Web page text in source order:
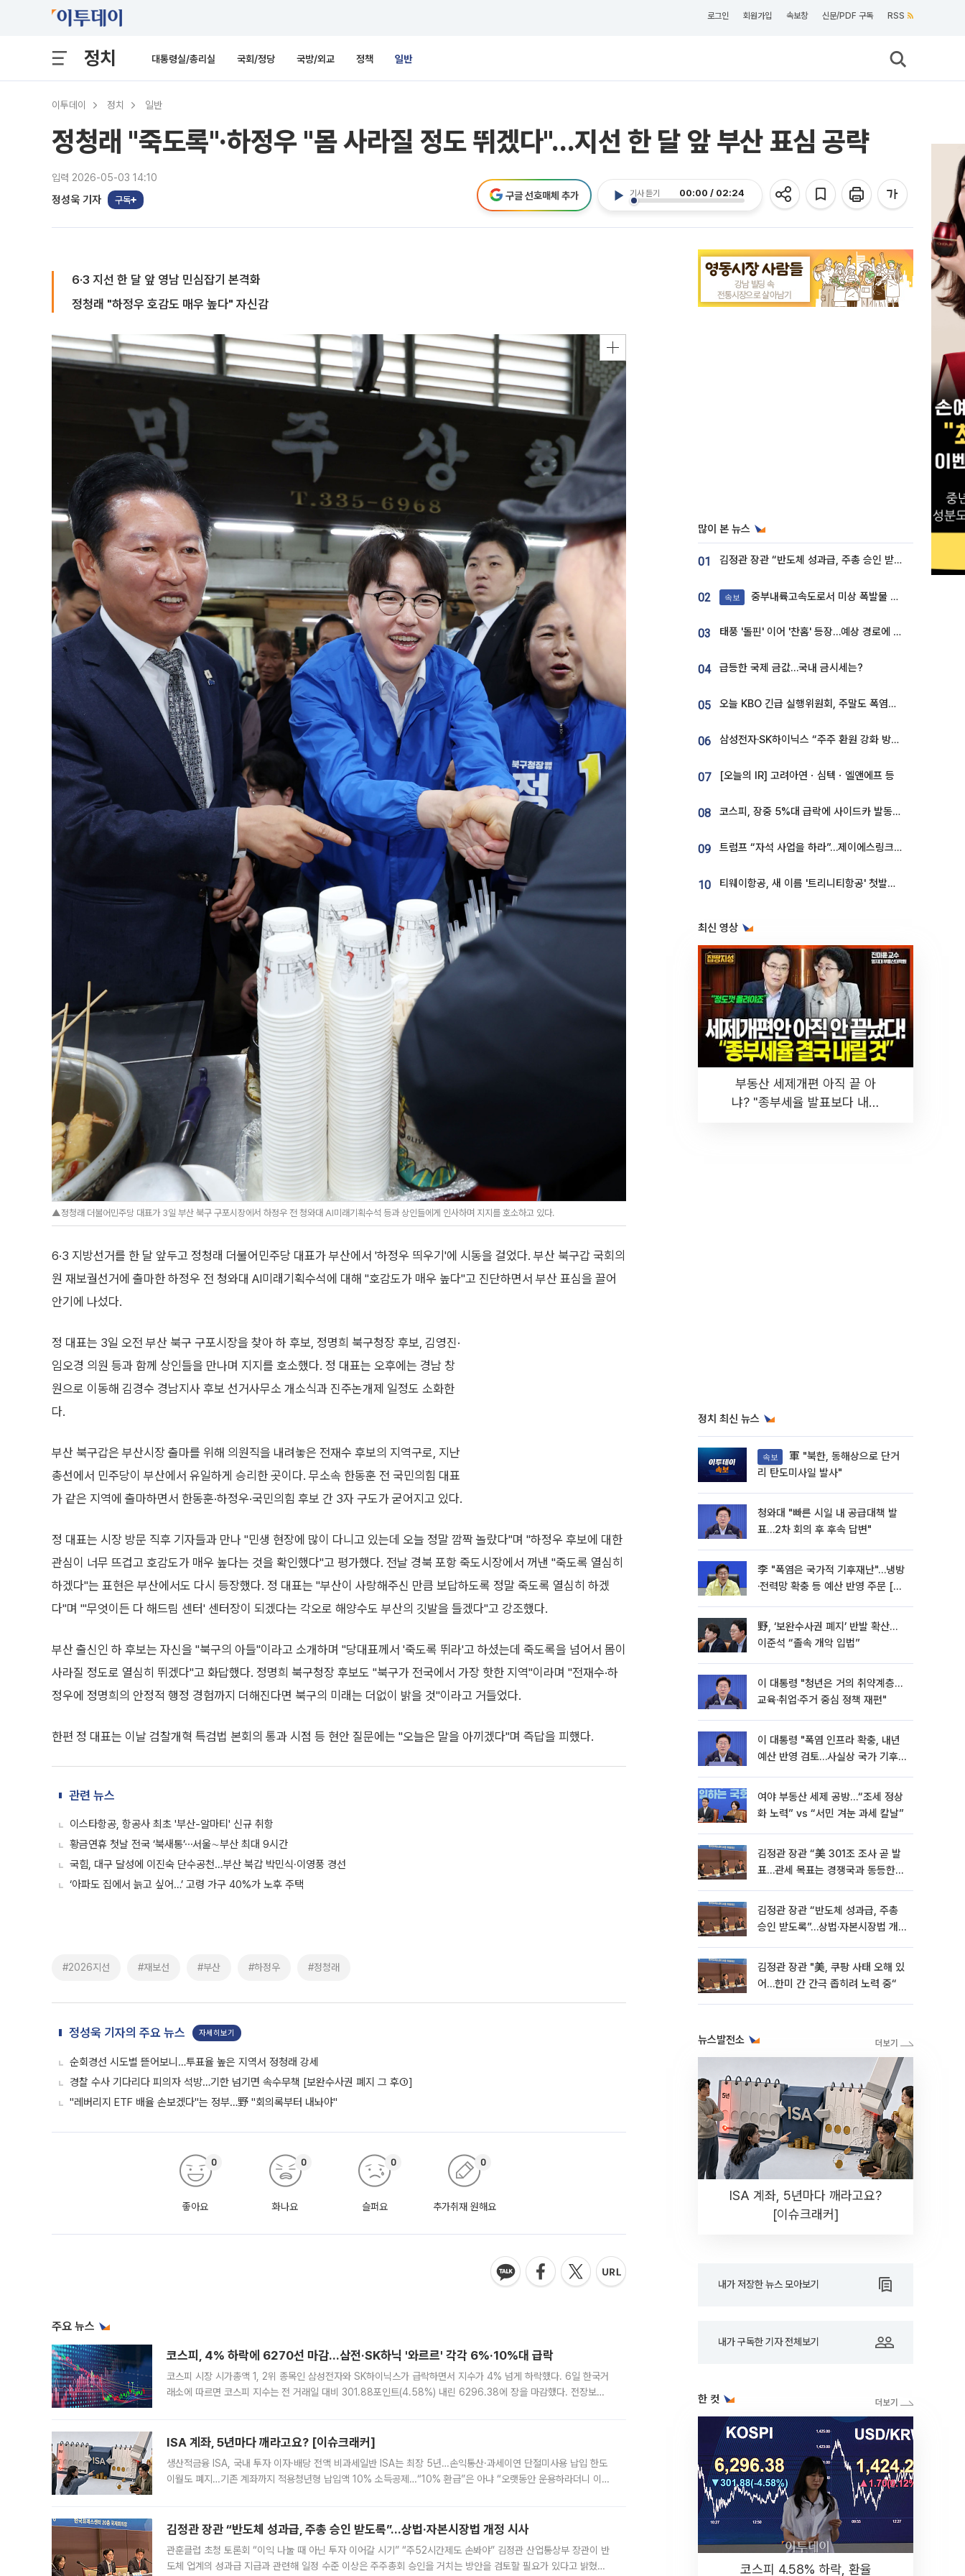
로그인 회원가입 속보창 신문/PDF 구독 RSS
정치 대통령실/총리실 국회/정당 국방/외교 정책 일반
이투데이 정치 일반
정청래 "죽도록"·하정우 "몸 사라질 정도 뛰겠다"…지선 한 달 앞 부산 표심 공략
입력 2026-05-03 14:10
정성욱 기자 구독
기사 듣기 00:00 / 02:24
구글 선호매체 추가
6·3 지선 한 달 앞 영남 민심잡기 본격화
정청래 "하정우 호감도 매우 높다" 자신감
▲정청래 더불어민주당 대표가 3일 부산 북구 구포시장에서 하정우 전 청와대 AI미래기획수석 등과 상인들에게 인사하며 지지를 호소하고 있다.
6·3 지방선거를 한 달 앞두고 정청래 더불어민주당 대표가 부산에서 '하정우 띄우기'에 시동을 걸었다. 부산 북구갑 국회의
원 재보궐선거에 출마한 하정우 전 청와대 AI미래기획수석에 대해 "호감도가 매우 높다"고 진단하면서 부산 표심을 끌어
안기에 나섰다.
정 대표는 3일 오전 부산 북구 구포시장을 찾아 하 후보, 정명희 북구청장 후보, 김영진·
임오경 의원 등과 함께 상인들을 만나며 지지를 호소했다. 정 대표는 오후에는 경남 창
원으로 이동해 김경수 경남지사 후보 선거사무소 개소식과 진주논개제 일정도 소화한
다.
부산 북구갑은 부산시장 출마를 위해 의원직을 내려놓은 전재수 후보의 지역구로, 지난
총선에서 민주당이 부산에서 유일하게 승리한 곳이다. 무소속 한동훈 전 국민의힘 대표
가 같은 지역에 출마하면서 한동훈·하정우·국민의힘 후보 간 3자 구도가 굳어지고 있다.
정 대표는 시장 방문 직후 기자들과 만나 "민생 현장에 많이 다니고 있는데 오늘 정말 깜짝 놀랐다"며 "하정우 후보에 대한
관심이 너무 뜨겁고 호감도가 매우 높다는 것을 확인했다"고 평가했다. 전날 경북 포항 죽도시장에서 꺼낸 "죽도록 열심히
하겠다"는 표현은 부산에서도 다시 등장했다. 정 대표는 "부산이 사랑해주신 만큼 보답하도록 정말 죽도록 열심히 하겠
다"며 "'무엇이든 다 해드림 센터' 센터장이 되겠다는 각오로 해양수도 부산의 깃발을 들겠다"고 강조했다.
부산 출신인 하 후보는 자신을 "북구의 아들"이라고 소개하며 "당대표께서 '죽도록 뛰라'고 하셨는데 죽도록을 넘어서 몸이
사라질 정도로 열심히 뛰겠다"고 화답했다. 정명희 북구청장 후보도 "북구가 전국에서 가장 핫한 지역"이라며 "전재수·하
정우에 정명희의 안정적 행정 경험까지 더해진다면 북구의 미래는 더없이 밝을 것"이라고 거들었다.
한편 정 대표는 이날 검찰개혁 특검법 본회의 통과 시점 등 현안 질문에는 "오늘은 말을 아끼겠다"며 즉답을 피했다.
관련 뉴스
이스타항공, 항공사 최초 '부산-알마티' 신규 취항
황금연휴 첫날 전국 ‘북새통’⋯서울∼부산 최대 9시간
국힘, 대구 달성에 이진숙 단수공천…부산 북갑 박민식·이영풍 경선
‘아파도 집에서 늙고 싶어…’ 고령 가구 40%가 노후 주택
#2026지선 #재보선 #부산 #하정우 #정청래
정성욱 기자의 주요 뉴스 자세히보기
순회경선 시도별 뜯어보니…투표율 높은 지역서 정청래 강세
경찰 수사 기다리다 피의자 석방…기한 넘기면 속수무책 [보완수사권 폐지 그 후①]
"레버리지 ETF 배율 손보겠다"는 정부…野 "회의록부터 내놔야"
좋아요
0
화나요
0
슬퍼요
0
추가취재 원해요
0
주요 뉴스
코스피, 4% 하락에 6270선 마감…삼전·SK하닉 '와르르' 각각 6%·10%대 급락
코스피 시장 시가총액 1, 2위 종목인 삼성전자와 SK하이닉스가 급락하면서 지수가 4% 넘게 하락했다. 6일 한국거
래소에 따르면 코스피 지수는 전 거래일 대비 301.88포인트(4.58%) 내린 6296.38에 장을 마감했다. 전장보다
ISA 계좌, 5년마다 깨라고요? [이슈크래커]
생산적금융 ISA, 국내 투자 이자·배당 전액 비과세일반 ISA는 최장 5년…손익통산·과세이연 단절미사용 납입 한도
이월도 폐지…기존 계좌까지 적용청년형 납입액 10% 소득공제…“10% 환급”은 아냐 “오랫동안 운용하라더니 이제
김정관 장관 “반도체 성과급, 주총 승인 받도록”…상법·자본시장법 개정 시사
관훈클럽 초청 토론회 “이익 나눌 때 아닌 투자 이어갈 시기” “주52시간제도 손봐야” 김정관 산업통상부 장관이 반
도체 업계의 성과급 지급과 관련해 일정 수준 이상은 주주총회 승인을 거치는 방안을 검토할 필요가 있다고 밝혔다.
많이 본 뉴스
01 김정관 장관 “반도체 성과급, 주총 승인 받도록”…상법·자본시장법 개정 시사
02 속보 중부내륙고속도로서 미상 폭발물 발견
03 태풍 '돌핀' 이어 '찬홈' 등장…예상 경로에 한국 '한숨'
04 급등한 국제 금값…국내 금시세는?
05 오늘 KBO 긴급 실행위원회, 주말도 폭염취소 될까
06 삼성전자·SK하이닉스 “주주 환원 강화 방안 마련”
07 [오늘의 IR] 고려아연ㆍ심텍ㆍ엘앤에프 등
08 코스피, 장중 5%대 급락에 사이드카 발동…삼성·SK 동반 폭락
09 트럼프 “자석 사업을 하라”…제이에스링크, 비중국 영구자석 공급망 구축 속도
10 티웨이항공, 새 이름 '트리니티항공' 첫발…SSC 전략 본격화
최신 영상
부동산 세제개편 아직 끝 아
냐? "종부세율 발표보다 내릴
정치 최신 뉴스
속보
리 탄도미사일 발사"
청와대 "빠른 시일 내 공급대책 발
표…2차 회의 후 후속 답변"
李 "폭염은 국가적 기후재난"…냉방
·전력망 확충 등 예산 반영 주문 [종
野, ‘보완수사권 폐지’ 반발 확산…
이준석 “졸속 개악 입법”
이 대통령 "청년은 거의 취약계층…
교육·취업·주거 중심 정책 재편"
이 대통령 "폭염 인프라 확충, 내년
예산 반영 검토…사실상 국가 기후
여야 부동산 세제 공방…“조세 정상
화 노력” vs “서민 겨눈 과세 칼날”
김정관 장관 “美 301조 조사 곧 발
표…관세 목표는 경쟁국과 동등한
김정관 장관 “반도체 성과급, 주총
승인 받도록”…상법·자본시장법 개
김정관 장관 "美, 쿠팡 사태 오해 있
어…한미 간 간극 좁히려 노력 중“
뉴스발전소
ISA 계좌, 5년마다 깨라고요?
[이슈크래커]
내가 저장한 뉴스 모아보기
내가 구독한 기자 전체보기
한 컷
코스피 4.58% 하락, 환율